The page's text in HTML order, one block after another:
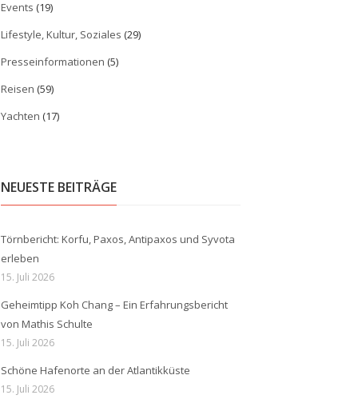
Events (19)
Lifestyle, Kultur, Soziales (29)
Presseinformationen (5)
Reisen (59)
Yachten (17)
NEUESTE BEITRÄGE
Törnbericht: Korfu, Paxos, Antipaxos und Syvota
erleben
15. Juli 2026
Geheimtipp Koh Chang – Ein Erfahrungsbericht
von Mathis Schulte
15. Juli 2026
Schöne Hafenorte an der Atlantikküste
15. Juli 2026